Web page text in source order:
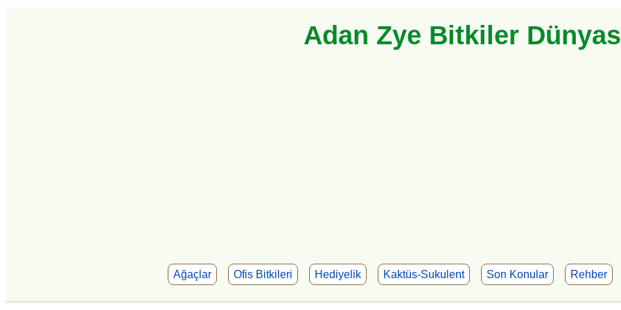
Adan Zye Bitkiler
Ağaçlar Ofis Bitkileri Hediyelik Kaktüs-Sukulent Son Konular Rehber